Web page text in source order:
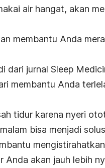
air hangat, akan
membantu Anda
dari jurnal Sleep
membantu Anda
tidur karena nyeri
bisa menjadi
akan jauh lebih